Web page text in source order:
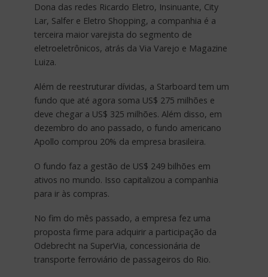
Dona das redes Ricardo Eletro, Insinuante, City
Lar, Salfer e Eletro Shopping, a companhia é a
terceira maior varejista do segmento de
eletroeletrônicos, atrás da Via Varejo e Magazine
Luiza.
Além de reestruturar dívidas, a Starboard tem um
fundo que até agora soma US$ 275 milhões e
deve chegar a US$ 325 milhões. Além disso, em
dezembro do ano passado, o fundo americano
Apollo comprou 20% da empresa brasileira.
O fundo faz a gestão de US$ 249 bilhões em
ativos no mundo. Isso capitalizou a companhia
para ir às compras.
No fim do mês passado, a empresa fez uma
proposta firme para adquirir a participação da
Odebrecht na SuperVia, concessionária de
transporte ferroviário de passageiros do Rio.